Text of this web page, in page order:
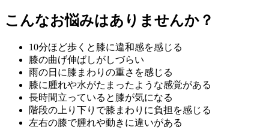
こんなお悩みはありませんか？
10分ほど歩くと膝に違和感を感じる
膝の曲げ伸ばしがしづらい
雨の日に膝まわりの重さを感じる
膝に腫れや水がたまったような感覚がある
長時間立っていると膝が気になる
階段の上り下りで膝まわりに負担を感じる
左右の膝で腫れや動きに違いがある